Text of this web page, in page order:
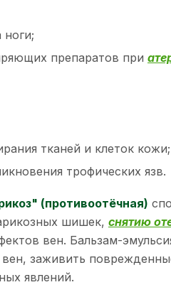
препаратов при
тканей и клеток кожи;
трофических язв.
(противоотёчная)
шишек, снятию
вен. Бальзам-
заживить
явлений.